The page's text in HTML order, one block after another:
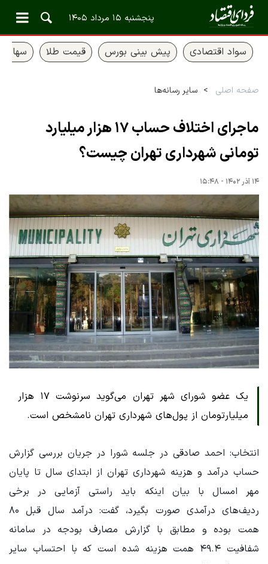
پنجشنبه ۱۵ مرداد ۱۴۰۵
سواد اقتصادی پیش بینی بورس قیمت طلا سهام
صفحه اصلی سایر رسانه‌ها
ماجرای اختلاف حساب ۱۷ هزار میلیارد
تومانی شهرداری تهران چیست؟
۱۴ آذر ۱۴۰۲ - ۱۵:۴۸
یک عضو شورای شهر تهران می‌گوید سرنوشت ۱۷ هزار
میلیارتومان از پول‌های شهرداری تهران نامشخص است.
انتخاب: احمد صادقی در جلسه شورا در جریان بررسی گزارش
حساب درآمد و هزینه شهرداری تهران از ابتدای سال تا پایان
مهر امسال با بیان اینکه باید راستی آزمایی در برخی
ردیف‌های درآمدی صورت بگیرد، گفت: درآمد سال قبل ۸۰
همت بوده و مطابق با گزارش مصارف بودجه در سامانه
شفافیت ۴۹.۴ همت هزینه شده است که با احتساب سایر